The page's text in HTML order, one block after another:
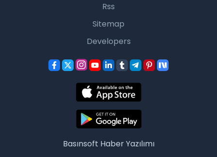
Rss
Sitemap
Developers
Basınsoft Haber Yazılımı